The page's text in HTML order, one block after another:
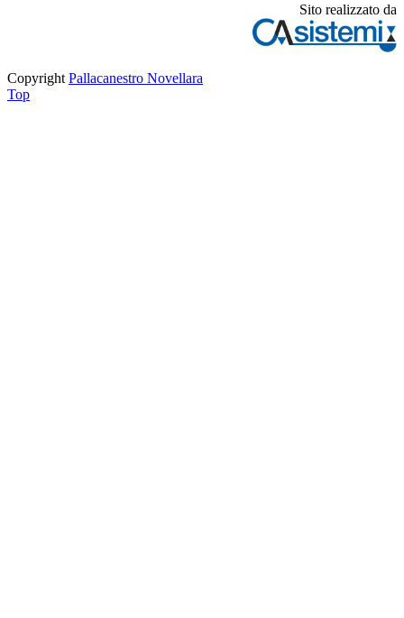
Sito realizzato da
Copyright Pallacanestro Novellara
Top